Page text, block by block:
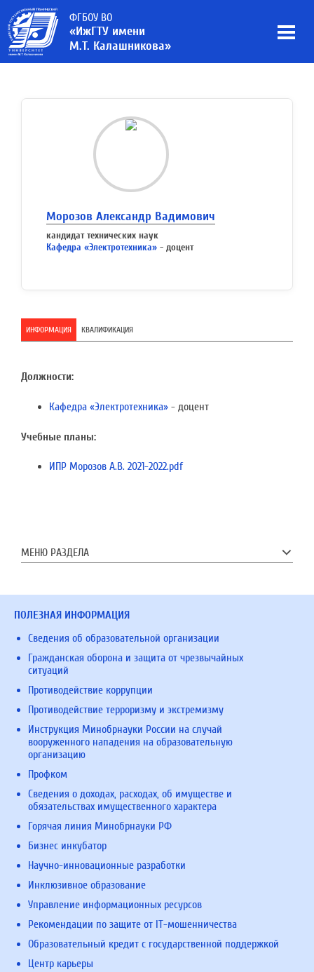
ФГБОУ ВО
«ИжГТУ имени
М.Т. Калашникова»
Морозов Александр Вадимович
кандидат технических наук
Кафедра «Электротехника» - доцент
ИНФОРМАЦИЯ КВАЛИФИКАЦИЯ
Должности:
Кафедра «Электротехника» - доцент
Учебные планы:
ИПР Морозов А.В. 2021-2022.pdf
МЕНЮ РАЗДЕЛА
ПОЛЕЗНАЯ ИНФОРМАЦИЯ
Сведения об образовательной организации
Гражданская оборона и защита от чрезвычайных
ситуаций
Противодействие коррупции
Противодействие терроризму и экстремизму
Инструкция Минобрнауки России на случай
вооруженного нападения на образовательную
организацию
Профком
Сведения о доходах, расходах, об имуществе и
обязательствах имущественного характера
Горячая линия Минобрнауки РФ
Бизнес инкубатор
Научно-инновационные разработки
Инклюзивное образование
Управление информационных ресурсов
Рекомендации по защите от IT-мошенничества
Образовательный кредит с государственной поддержкой
Центр карьеры